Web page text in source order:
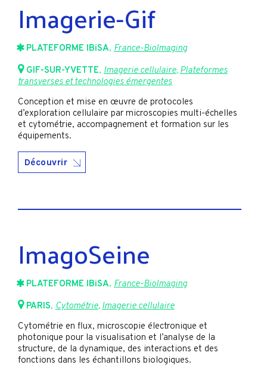
Imagerie-Gif
PLATEFORME IBiSA, France-BioImaging
GIF-SUR-YVETTE, Imagerie cellulaire,Plateformes
transverses et technologies émergentes
Conception et mise en œuvre de protocoles
d’exploration cellulaire par microscopies multi-échelles
et cytométrie, accompagnement et formation sur les
équipements.
Découvrir
ImagoSeine
PLATEFORME IBiSA, France-BioImaging
PARIS, Cytométrie,Imagerie cellulaire
Cytométrie en flux, microscopie électronique et
photonique pour la visualisation et l’analyse de la
structure, de la dynamique, des interactions et des
fonctions dans les échantillons biologiques.